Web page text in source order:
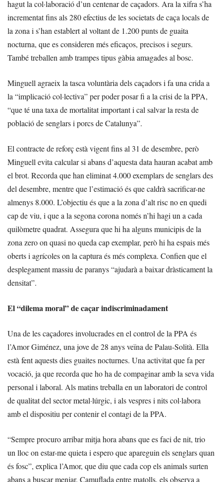
hagut la col·laboració d’un centenar de caçadors. Ara la xifra s’ha
incrementat fins als 280 efectius de les societats de caça locals de
la zona i s’han establert al voltant de 1.200 punts de guaita
nocturna, que es consideren més eficaços, precisos i segurs.
També treballen amb trampes tipus gàbia amagades al bosc.
Minguell agraeix la tasca voluntària dels caçadors i fa una crida a
la “implicació col·lectiva” per poder posar fi a la crisi de la PPA,
“que té una taxa de mortalitat important i cal salvar la resta de
població de senglars i porcs de Catalunya”.
El contracte de reforç està vigent fins al 31 de desembre, però
Minguell evita calcular si abans d’aquesta data hauran acabat amb
el brot. Recorda que han eliminat 4.000 exemplars de senglars des
del desembre, mentre que l’estimació és que caldrà sacrificar-ne
almenys 8.000. L’objectiu és que a la zona d’alt risc no en quedi
cap de viu, i que a la segona corona només n’hi hagi un a cada
quilòmetre quadrat. Assegura que hi ha alguns municipis de la
zona zero on quasi no queda cap exemplar, però hi ha espais més
oberts i agrícoles on la captura és més complexa. Confien que el
desplegament massiu de paranys “ajudarà a baixar dràsticament la
densitat”.
El “dilema moral” de caçar indiscriminadament
Una de les caçadores involucrades en el control de la PPA és
l’Amor Giménez, una jove de 28 anys veïna de Palau-Solità. Ella
està fent aquests dies guaites nocturnes. Una activitat que fa per
vocació, ja que recorda que ho ha de compaginar amb la seva vida
personal i laboral. Als matins treballa en un laboratori de control
de qualitat del sector metal·lúrgic, i als vespres i nits col·labora
amb el dispositiu per contenir el contagi de la PPA.
“Sempre procuro arribar mitja hora abans que es faci de nit, trio
un lloc on estar-me quieta i espero que apareguin els senglars quan
és fosc”, explica l’Amor, que diu que cada cop els animals surten
abans a buscar menjar. Camuflada entre matolls, els observa a